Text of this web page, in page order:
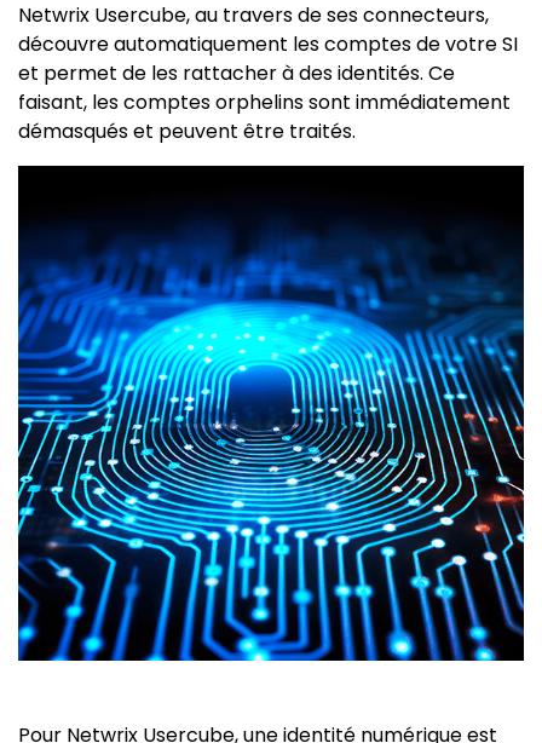
Netwrix Usercube, au travers de ses connecteurs,
découvre automatiquement les comptes de votre SI
et permet de les rattacher à des identités. Ce
faisant, les comptes orphelins sont immédiatement
démasqués et peuvent être traités.
Pour Netwrix Usercube, une identité numérique est